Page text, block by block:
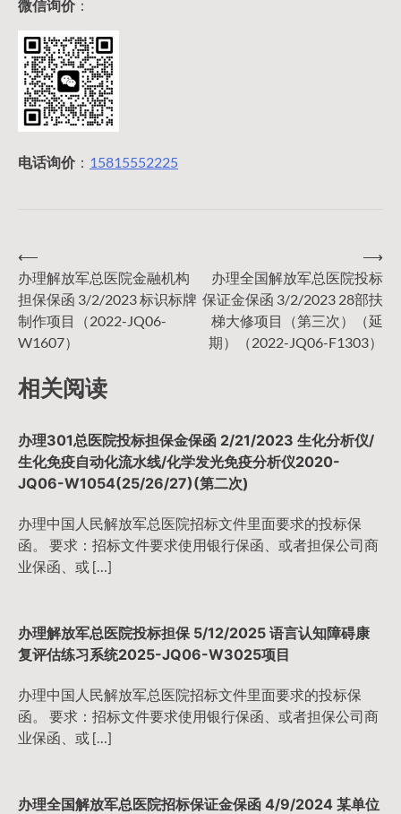
微信询价：
电话询价： 15815552225
文
章
导
⟵
办理解放军总医院金融机构
担保保函 3/2/2023 标识标牌
制作项目（2022-JQ06-
W1607）
办理全国解放军总医院投标
保证金保函 3/2/2023 28部扶
梯大修项目（第三次）（延
期）（2022-JQ06-F1303）
⟶
相关阅读
办理301总医院投标担保金保函 2/21/2023 生化分析仪/
生化免疫自动化流水线/化学发光免疫分析仪2020-
JQ06-W1054(25/26/27)(第二次)
办理中国人民解放军总医院招标文件里面要求的投标保
函。 要求：招标文件要求使用银行保函、或者担保公司商
业保函、或 […]
办理解放军总医院投标担保 5/12/2025 语言认知障碍康
复评估练习系统2025-JQ06-W3025项目
办理中国人民解放军总医院招标文件里面要求的投标保
函。 要求：招标文件要求使用银行保函、或者担保公司商
业保函、或 […]
办理全国解放军总医院招标保证金保函 4/9/2024 某单位